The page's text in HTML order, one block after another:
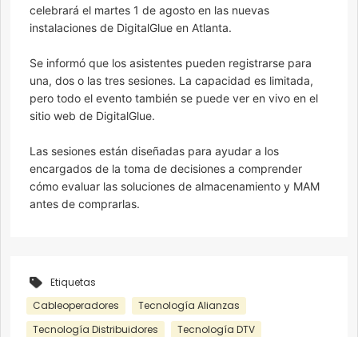
celebrará el martes 1 de agosto en las nuevas
instalaciones de DigitalGlue en Atlanta.
Se informó que los asistentes pueden registrarse para
una, dos o las tres sesiones. La capacidad es limitada,
pero todo el evento también se puede ver en vivo en el
sitio web de DigitalGlue.
Las sesiones están diseñadas para ayudar a los
encargados de la toma de decisiones a comprender
cómo evaluar las soluciones de almacenamiento y MAM
antes de comprarlas.
Etiquetas
Cableoperadores
Tecnología Alianzas
Tecnología Distribuidores
Tecnología DTV